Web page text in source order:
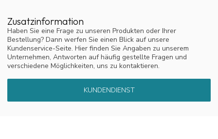
Zusatzinformation
Haben Sie eine Frage zu unseren Produkten oder Ihrer
Bestellung? Dann werfen Sie einen Blick auf unsere
Kundenservice-Seite. Hier finden Sie Angaben zu unserem
Unternehmen, Antworten auf häufig gestellte Fragen und
verschiedene Möglichkeiten, uns zu kontaktieren.
KUNDENDIENST